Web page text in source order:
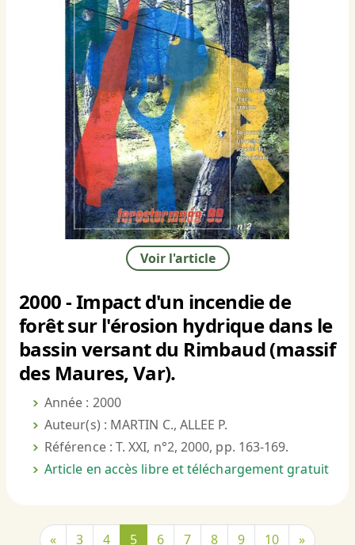
Voir l'article
2000 - Impact d'un incendie de
forêt sur l'érosion hydrique dans le
bassin versant du Rimbaud (massif
des Maures, Var).
Année : 2000
Auteur(s) : MARTIN C., ALLEE P.
Référence : T. XXI, n°2, 2000, pp. 163-169.
Article en accès libre et téléchargement gratuit
« 3 4 5 6 7 8 9 10 »